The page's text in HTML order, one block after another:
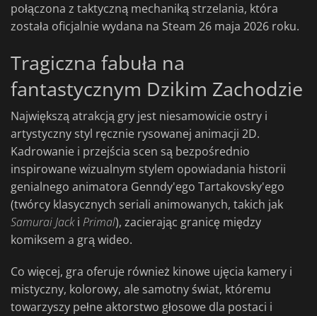
połączona z taktyczną mechaniką strzelania, która
została oficjalnie wydana na Steam 26 maja 2026 roku.
Tragiczna fabuła na
fantastycznym Dzikim Zachodzie
Największą atrakcją gry jest niesamowicie ostry i
artystyczny styl ręcznie rysowanej animacji 2D.
Kadrowanie i przejścia scen są bezpośrednio
inspirowane wizualnym stylem opowiadania historii
genialnego animatora Genndy'ego Tartakovsky'ego
(twórcy klasycznych seriali animowanych, takich jak
Samurai Jacki Primal), zacierając granicę między
komiksem a grą wideo.
Co więcej, gra oferuje również kinowe ujęcia kamery i
mistyczny, kolorowy, ale samotny świat, któremu
towarzyszy pełne aktorstwo głosowe dla postaci i